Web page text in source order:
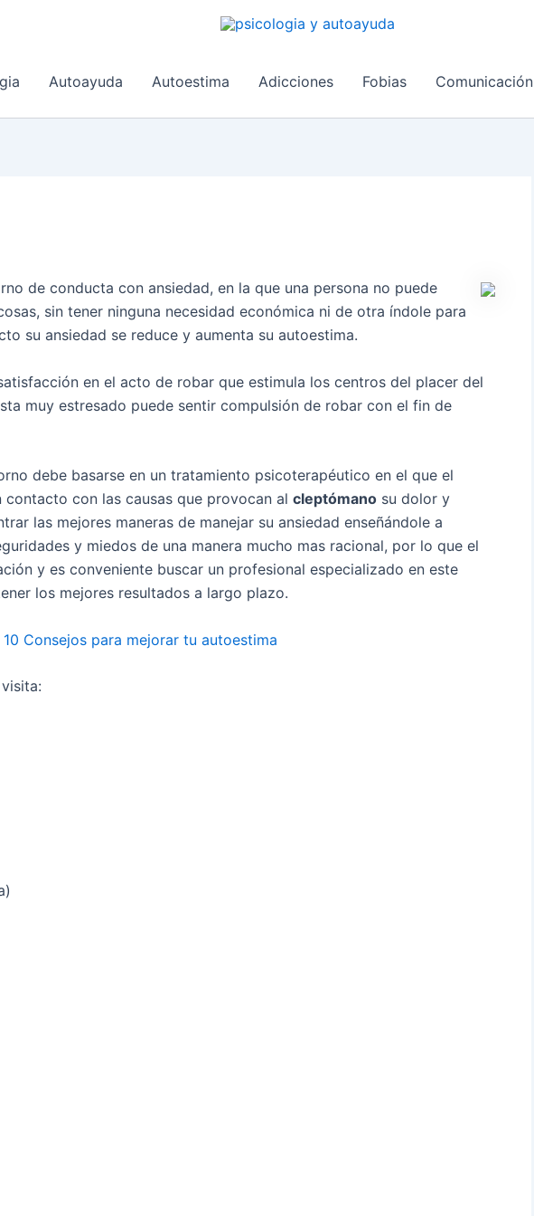
Autoayuda Autoestima Adicciones Fobias Comunicación
de conducta con ansiedad, en la que una persona no puede
sin tener ninguna necesidad económica ni de otra índole para
su ansiedad se reduce y aumenta su autoestima.
en el acto de robar que estimula los centros del placer del
muy estresado puede sentir compulsión de robar con el fin de
debe basarse en un tratamiento psicoterapéutico en el que el
con las causas que provocan al cleptómano su dolor y
las mejores maneras de manejar su ansiedad enseñándole a
y miedos de una manera mucho mas racional, por lo que el
y es conveniente buscar un profesional especializado en este
los mejores resultados a largo plazo.
10 Consejos para mejorar tu autoestima